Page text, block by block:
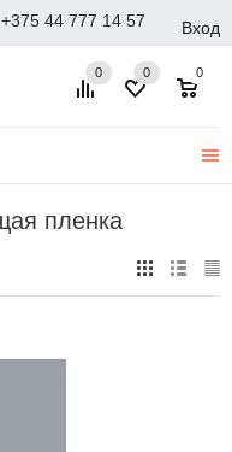
+375 44 777 14 57 Вход
0 0
0
пленка